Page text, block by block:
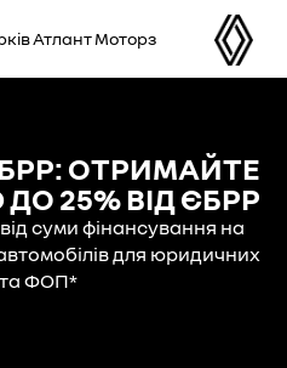
Атлант Моторз
ОТРИМАЙТЕ
25% ВІД ЄБРР
суми фінансування на
для юридичних
та ФОП*